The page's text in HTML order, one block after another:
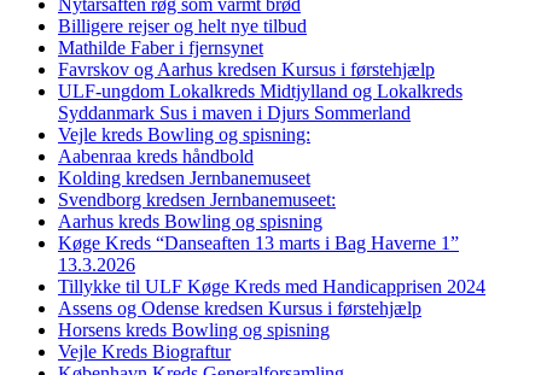
Billigere rejser og helt nye tilbud
Mathilde Faber i fjernsynet
Favrskov og Aarhus kredsen Kursus i førstehjælp
ULF-ungdom Lokalkreds Midtjylland og Lokalkreds
Syddanmark Sus i maven i Djurs Sommerland
Vejle kreds Bowling og spisning:
Aabenraa kreds håndbold
Kolding kredsen Jernbanemuseet
Svendborg kredsen Jernbanemuseet:
Aarhus kreds Bowling og spisning
Køge Kreds “Danseaften 13 marts i Bag Haverne 1”
13.3.2026
Tillykke til ULF Køge Kreds med Handicapprisen 2024
Assens og Odense kredsen Kursus i førstehjælp
Horsens kreds Bowling og spisning
Vejle Kreds Biograftur